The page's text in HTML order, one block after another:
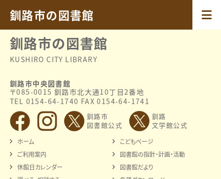
釧路市の図書館
釧路市の図書館
KUSHIRO CITY LIBRARY
釧路市中央図書館
〒085-0015 釧路市北大通10丁目2番地
TEL 0154-64-1740 FAX 0154-64-1741
釧路市
図書館公式
釧路
文学館公式
ホーム
ご利用案内
休館日カレンダー
こどもページ
図書館の指針・計画・活動
図書館だより